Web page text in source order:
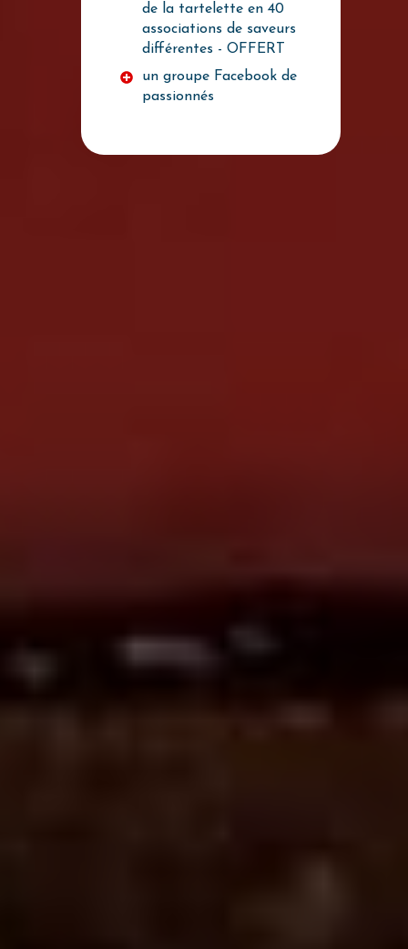
de la tartelette en 40
associations de saveurs
différentes - OFFERT
un groupe Facebook de
passionnés